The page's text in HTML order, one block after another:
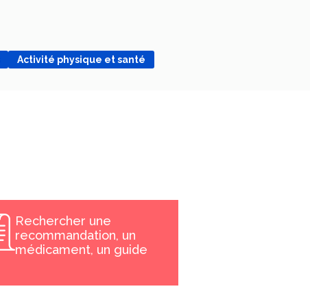
Activité physique et santé
Rechercher une
recommandation, un
médicament, un guide